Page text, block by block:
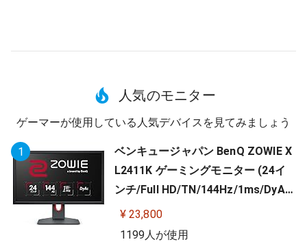
人気のモニター
ゲーマーが使用している人気デバイスを見てみましょう
1
ベンキュージャパン BenQ ZOWIE X
L2411K ゲーミングモニター (24イ
ンチ/Full HD/TN/144Hz/1ms/DyAc/
小さめ台座/OSDメニュー/指一本で
高さ調整)
¥ 23,800
1199人が使用